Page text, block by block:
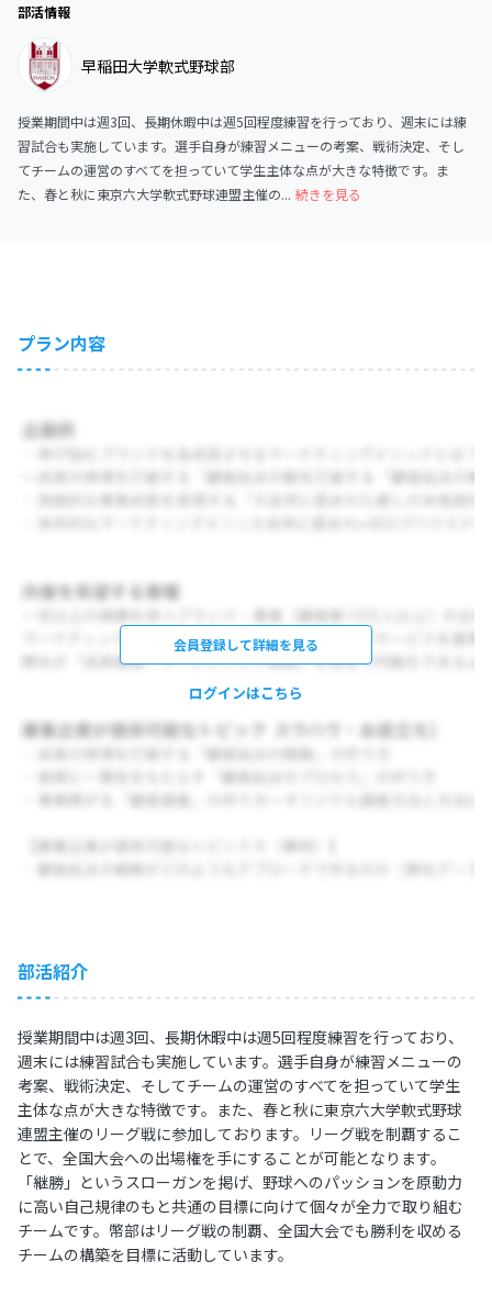
部活情報
早稲田大学軟式野球部
授業期間中は週3回、長期休暇中は週5回程度練習を行っており、週末には練
習試合も実施しています。選手自身が練習メニューの考案、戦術決定、そし
てチームの運営のすべてを担っていて学生主体な点が大きな特徴です。ま
た、春と秋に東京六大学軟式野球連盟主催の... 続きを見る
プラン内容
会員登録して詳細を見る
ログインはこちら
部活紹介
授業期間中は週3回、長期休暇中は週5回程度練習を行っており、
週末には練習試合も実施しています。選手自身が練習メニューの
考案、戦術決定、そしてチームの運営のすべてを担っていて学生
主体な点が大きな特徴です。また、春と秋に東京六大学軟式野球
連盟主催のリーグ戦に参加しております。リーグ戦を制覇するこ
とで、全国大会への出場権を手にすることが可能となります。
「継勝」というスローガンを掲げ、野球へのパッションを原動力
に高い自己規律のもと共通の目標に向けて個々が全力で取り組む
チームです。幣部はリーグ戦の制覇、全国大会でも勝利を収める
チームの構築を目標に活動しています。